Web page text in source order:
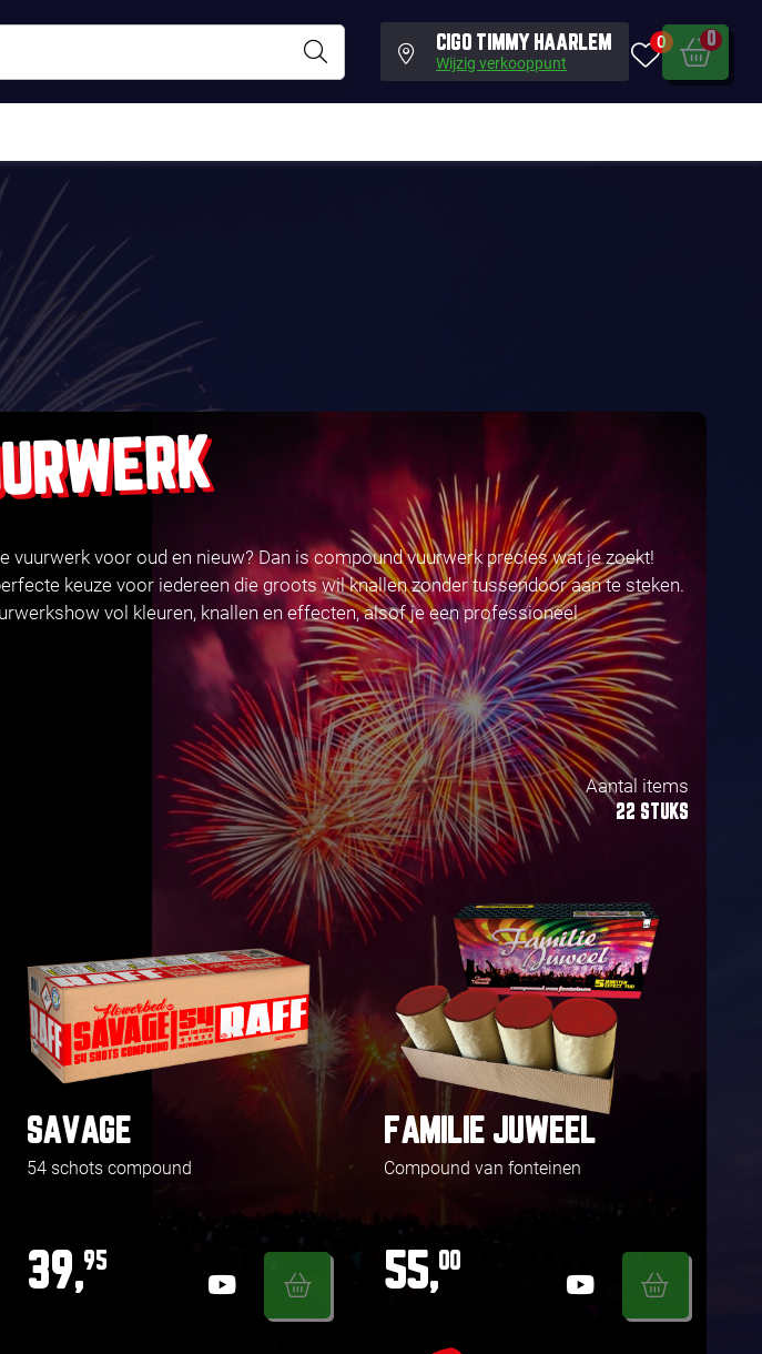
CIGO TIMMY HAARLEM
Wijzig verkooppunt
0 0
vuurwerk voor oud en nieuw? Dan is compound vuurwerk precies wat je zoekt!
keuze voor iedereen die groots wil knallen zonder tussendoor aan te steken.
vol kleuren, knallen en effecten, alsof je een professioneel
Aantal items
22 STUKS
SAVAGE
54 schots compound
39,95
FAMILIE JUWEEL
Compound van fonteinen
55,00